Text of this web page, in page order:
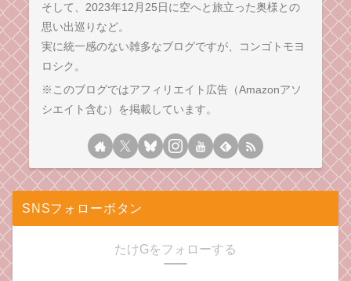
そして、2023年12月25日に空へと旅立った奥様との
思い出巡りなど。
実に統一感のない雑多なブログですが、コンゴトモヨ
ロシク。
※このブログではアフィリエイト広告（Amazonアソ
シエイト含む）を掲載しています。
SNSフォローボタン
たけGをフォローする